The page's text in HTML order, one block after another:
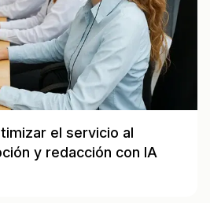
el servicio al
y redacción con IA